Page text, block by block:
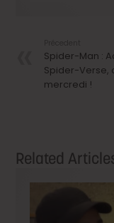
Spider-Man :
Spider-Verse,
mercredi !
Related